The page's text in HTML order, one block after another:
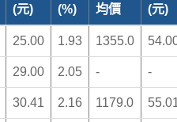
(元)
(%)
均價
(元)
25.00 1.93 1355.0
29.00 2.05 - -
30.41 2.16 1179.0